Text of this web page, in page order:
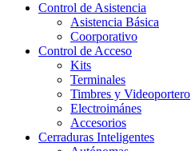
Control de Asistencia
Asistencia Básica
Coorporativo
Control de Acceso
Kits
Terminales
Timbres y Videoportero
Electroimánes
Accesorios
Cerraduras Inteligentes